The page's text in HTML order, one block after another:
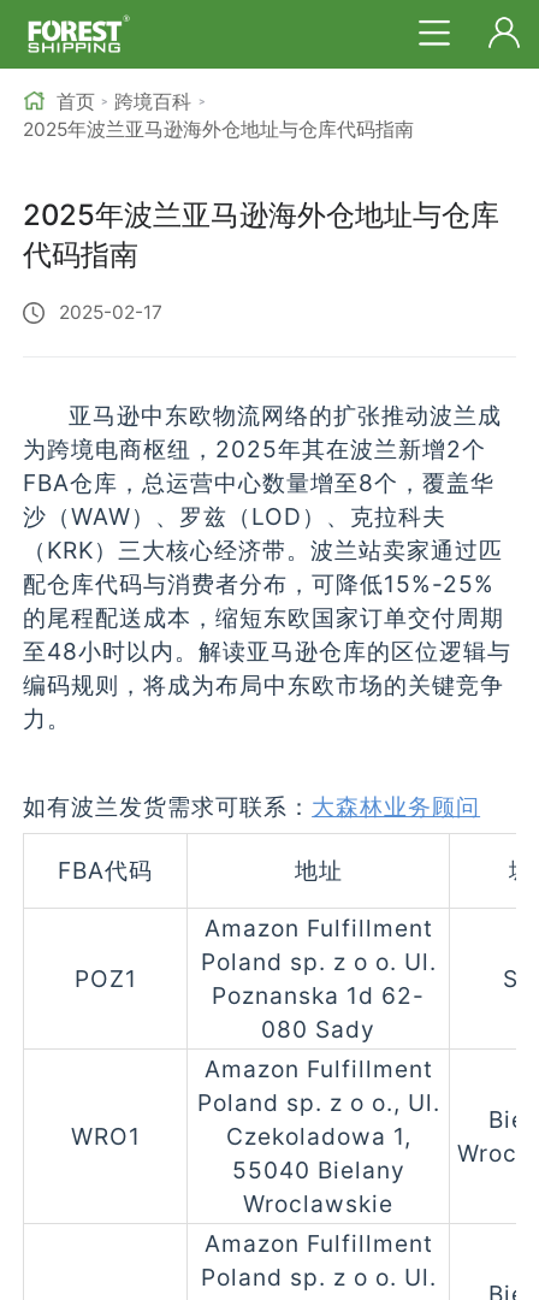
首页 > 跨境百科 >
2025年波兰亚马逊海外仓地址与仓库代码指南
2025年波兰亚马逊海外仓地址与仓库
代码指南
2025-02-17
亚马逊中东欧物流网络的扩张推动波兰成
为跨境电商枢纽，2025年其在波兰新增2个
FBA仓库，总运营中心数量增至8个，覆盖华
沙（WAW）、罗兹（LOD）、克拉科夫
（KRK）三大核心经济带。波兰站卖家通过匹
配仓库代码与消费者分布，可降低15%-25%
的尾程配送成本，缩短东欧国家订单交付周期
至48小时以内。解读亚马逊仓库的区位逻辑与
编码规则，将成为布局中东欧市场的关键竞争
力。
如有波兰发货需求可联系： 大森林业务顾问
FBA代码 地址 城
POZ1
Amazon Fulfillment
Poland sp. z o o. Ul.
Poznanska 1d 62-
080 Sady
WRO1
Amazon Fulfillment
Poland sp. z o o., Ul.
Czekoladowa 1,
55040 Bielany
Wroclawskie
Amazon Fulfillment
Poland sp. z o o. Ul.